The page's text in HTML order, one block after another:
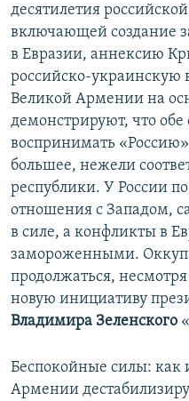
десятилетия
включающей создание
в Евразии, аннексию
российско-украинскую
Великой Армении на
демонстрируют, что
воспринимать
большее, нежели
республики. У России
отношения с Западом,
в силе, а конфликты в
замороженными.
продолжаться,
новую инициативу
Владимира Зеленского
Беспокойные силы: как
Армении